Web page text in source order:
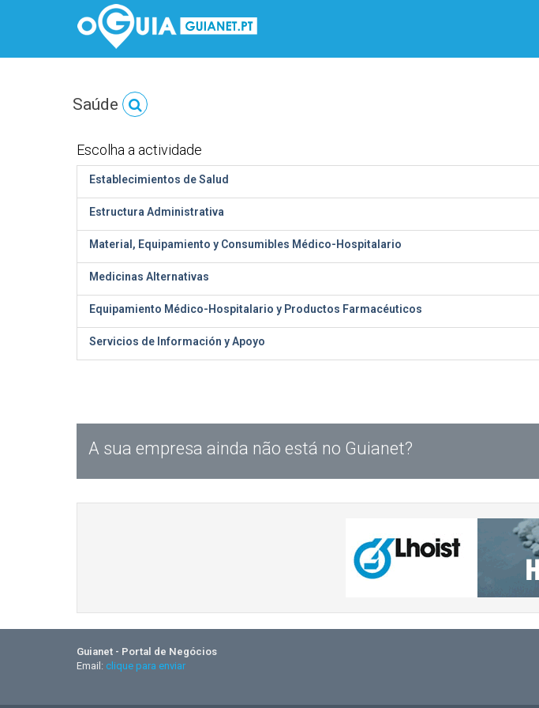
Saúde
Escolha a actividade
Establecimientos de Salud
Estructura Administrativa
Material, Equipamiento y Consumibles Médico-Hospitalario
Medicinas Alternativas
Equipamiento Médico-Hospitalario y Productos Farmacéuticos
Servicios de Información y Apoyo
A sua empresa ainda não está no Guianet?
Guianet - Portal de Negócios
Email: clique para enviar